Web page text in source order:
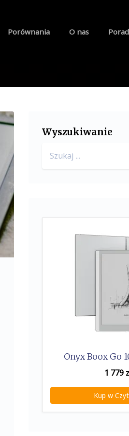
Porównania O nas
Wyszukiwanie
for:
Onyx Boox Go
1 779
Kup w